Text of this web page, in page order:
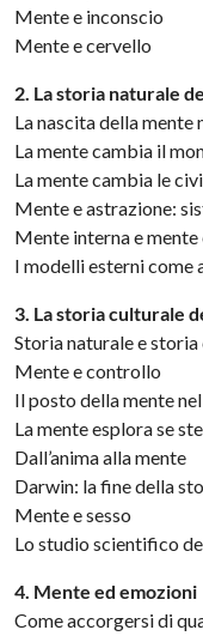
Mente e inconscio
Mente e cervello
2. La storia naturale
La nascita della mente
La mente cambia il
La mente cambia le
Mente e astrazione:
Mente interna e mente
I modelli esterni come
3. La storia culturale
Storia naturale e
Mente e controllo
Il posto della mente
La mente esplora se
Dall’anima alla mente
Darwin: la fine della
Mente e sesso
Lo studio scientifico
4. Mente ed emozioni
Come accorgersi di